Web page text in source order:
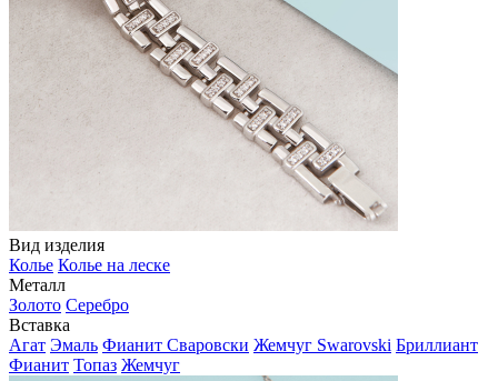
Вид изделия
Колье Колье на леске
Металл
Золото Серебро
Вставка
Агат Эмаль Фианит Сваровски Жемчуг Swarovski Бриллиант
Фианит Топаз Жемчуг